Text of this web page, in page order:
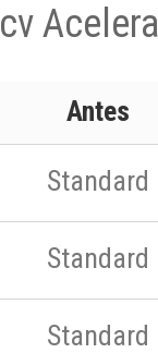
cv
Antes
Standard
Standard
Standard